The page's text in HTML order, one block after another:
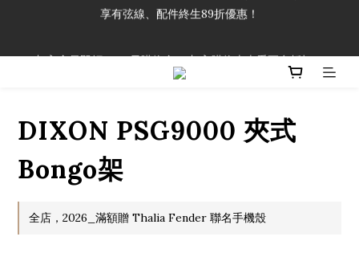
「一生弦命！」單筆購買弦線、配件滿$999（不含運費），即可
享有弦線、配件終生89折優惠！
DIXON PSG9000 夾式
Bongo架
全店，2026_滿額贈 Thalia Fender 聯名手機殼